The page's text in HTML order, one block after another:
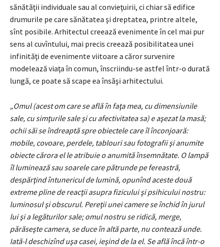
sănătăţii individuale sau al convieţuirii, ci chiar să edifice
drumurile pe care sănătatea şi dreptatea, printre altele,
sînt posibile. Arhitectul creează evenimente în cel mai pur
sens al cuvîntului, mai precis creează posibilitatea unei
infinităţi de evenimente viitoare a căror survenire
modelează viaţa în comun, înscriindu-se astfel într-o durată
lungă, ce poate să scape ea însăşi arhitectului.
„Omul (acest om care se află în faţa mea, cu dimensiunile
sale, cu simţurile sale şi cu afectivitatea sa) e aşezat la masă;
ochii săi se îndreaptă spre obiectele care îl înconjoară:
mobile, covoare, perdele, tablouri sau fotografii şi anumite
obiecte cărora el le atribuie o anumită însemnătate. O lampă
îl luminează sau soarele care pătrunde pe fereastră,
despărţind întunericul de lumină, opunînd aceste două
extreme pline de reacţii asupra fizicului şi psihicului nostru:
luminosul şi obscurul. Pereţii unei camere se închid în jurul
lui şi a legăturilor sale; omul nostru se ridică, merge,
părăseşte camera, se duce în altă parte, nu contează unde.
Iată-l deschizînd uşa casei, ieşind de la el. Se află încă într-o